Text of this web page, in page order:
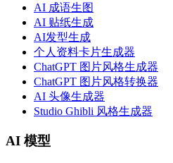
AI 成语生图
AI 贴纸生成
AI发型生成
个人资料卡片生成器
ChatGPT 图片风格生成器
ChatGPT 图片风格转换器
AI 头像生成器
Studio Ghibli 风格生成器
AI 模型